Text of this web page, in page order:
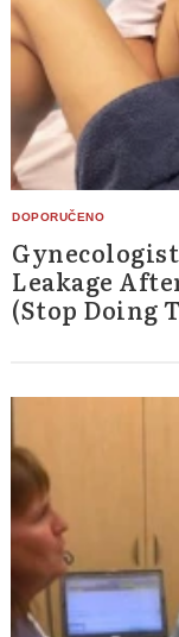
Leakage
(Stop Doing